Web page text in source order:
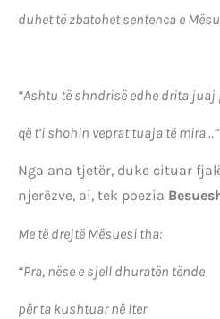
duhet të zbatohet sentenca e
“Ashtu të shndrisë edhe drita juaj
që t’i shohin veprat tuaja të mira…”
Nga ana tjetër, duke cituar
njerëzve, ai, tek poezia
Me të drejtë Mësuesi tha:
“Pra, nëse e sjell dhuratën tënde
për ta kushtuar në lter